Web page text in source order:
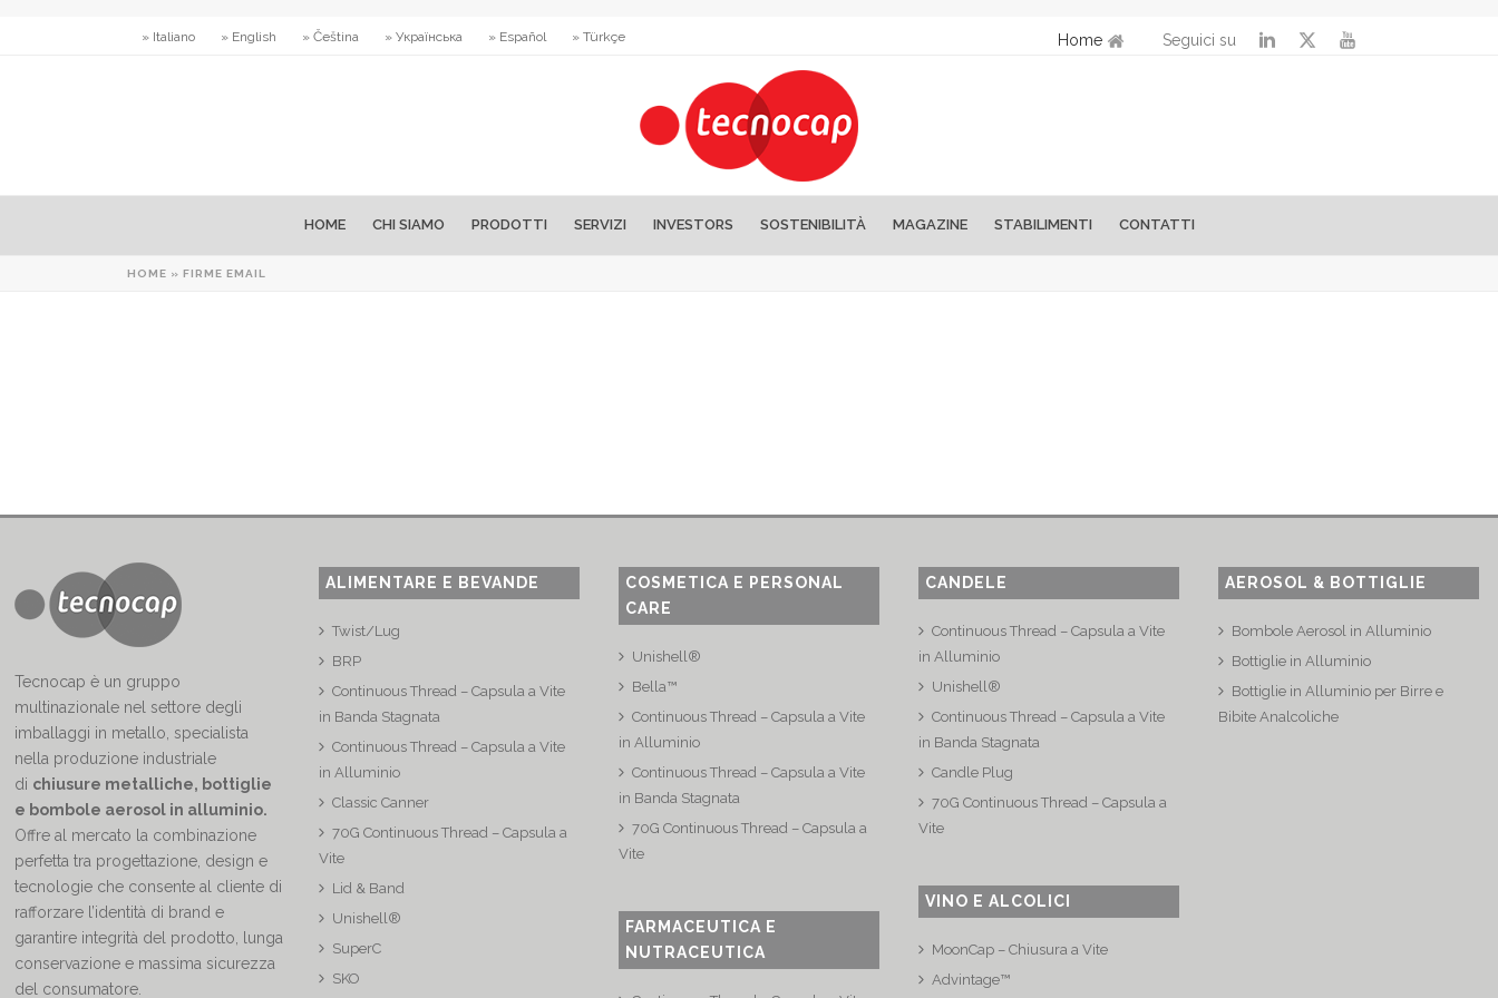
» Italiano » English » Čeština » Українська » Español » Türkçe Home Seguici su
HOME CHI SIAMO PRODOTTI SERVIZI INVESTORS SOSTENIBILITÀ MAGAZINE STABILIMENTI CONTATTI
HOME » FIRME EMAIL
Tecnocap è un gruppo
multinazionale nel settore degli
imballaggi in metallo, specialista
nella produzione industriale
di chiusure metalliche, bottiglie
e bombole aerosol in alluminio.
Offre al mercato la combinazione
perfetta tra progettazione, design e
tecnologie che consente al cliente di
rafforzare l’identità di brand e
garantire integrità del prodotto, lunga
conservazione e massima sicurezza
del consumatore.
ALIMENTARE E BEVANDE
Twist/Lug
BRP
Continuous Thread – Capsula a Vite
in Banda Stagnata
Continuous Thread – Capsula a Vite
in Alluminio
Classic Canner
70G Continuous Thread – Capsula a
Vite
Lid & Band
Unishell®
SuperC
SKO
COSMETICA E PERSONAL
CARE
Unishell®
Bella™
Continuous Thread – Capsula a Vite
in Alluminio
Continuous Thread – Capsula a Vite
in Banda Stagnata
70G Continuous Thread – Capsula a
Vite
FARMACEUTICA E
NUTRACEUTICA
CANDELE
Continuous Thread – Capsula a Vite
in Alluminio
Unishell®
Continuous Thread – Capsula a Vite
in Banda Stagnata
Candle Plug
70G Continuous Thread – Capsula a
Vite
VINO E ALCOLICI
MoonCap – Chiusura a Vite
Advintage™
AEROSOL & BOTTIGLIE
Bombole Aerosol in Alluminio
Bottiglie in Alluminio
Bottiglie in Alluminio per Birre e
Bibite Analcoliche